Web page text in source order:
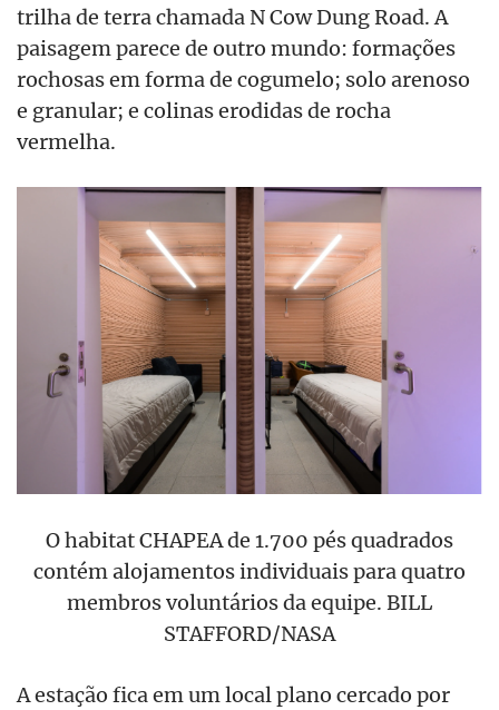
trilha de terra chamada N Cow Dung Road. A
paisagem parece de outro mundo: formações
rochosas em forma de cogumelo; solo arenoso
e granular; e colinas erodidas de rocha
vermelha.
O habitat CHAPEA de 1.700 pés quadrados
contém alojamentos individuais para quatro
membros voluntários da equipe. BILL
STAFFORD/NASA
A estação fica em um local plano cercado por